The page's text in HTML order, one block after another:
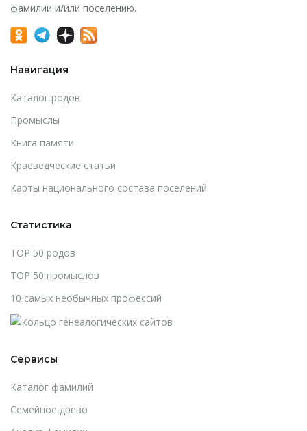
фамилии и/или поселению.
Навигация
Каталог родов
Промыслы
Книга памяти
Краеведческие статьи
Карты национального состава поселений
Статистика
TOP 50 родов
TOP 50 промыслов
10 самых необычных профессий
Сервисы
Каталог фамилий
Cемейное древо